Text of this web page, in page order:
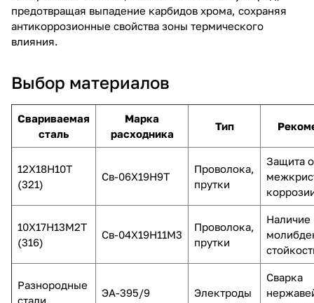
предотвращая выпадение карбидов хрома, сохраняя
антикоррозионные свойства зоны термического
влияния.
Выбор материалов
Свариваемая
сталь
Марка
расходника
Тип
12Х18Н10Т
(321)
Св-06Х19Н9Т
Проволока,
прутки
Защита
10Х17Н13М2Т
(316)
Св-04Х19Н11М3
Проволока,
прутки
Наличие
Разнородные
стали
ЭА-395/9 Электроды
Сварка